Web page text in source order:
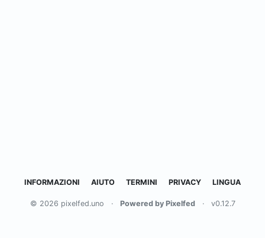
INFORMAZIONI AIUTO TERMINI PRIVACY LINGUA
© 2026 pixelfed.uno · Powered by Pixelfed · v0.12.7